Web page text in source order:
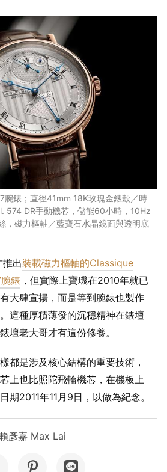
錶；直徑41mm 18K玫瑰金錶殼／時
574 DR手動機芯，儲能60小時，10Hz
，磁力樞軸／藍寶石水晶鏡面與透明底
出裝載磁力樞軸的Classique
錶 ，但實際上寶璣在2010年就已
大肆宣揚，而是等到腕錶也製作
這種厚積薄發的沉穩精神在錶壇
壇老大哥才有這份修養。
都是涉及核心結構的重要技術，
上也比照陀飛輪機芯，在機板上
期2011年11月9日，以做為紀念。
彥嘉 Max Lai